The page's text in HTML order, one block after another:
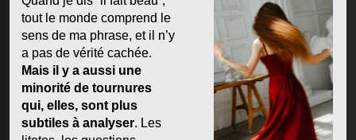
tout le monde comprend le
sens de ma phrase, et il n’y
a pas de vérité cachée.
Mais il y a aussi une
minorité de tournures
qui, elles, sont plus
subtiles à analyser. Les